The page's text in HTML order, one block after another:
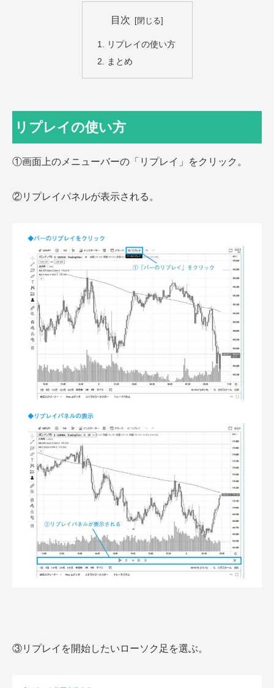
目次
リプレイの使い方
まとめ
リプレイの使い方
①画面上のメニューバーの「リプレイ」をクリック。
②リプレイパネルが表示される。
③リプレイを開始したいローソク足を選ぶ。